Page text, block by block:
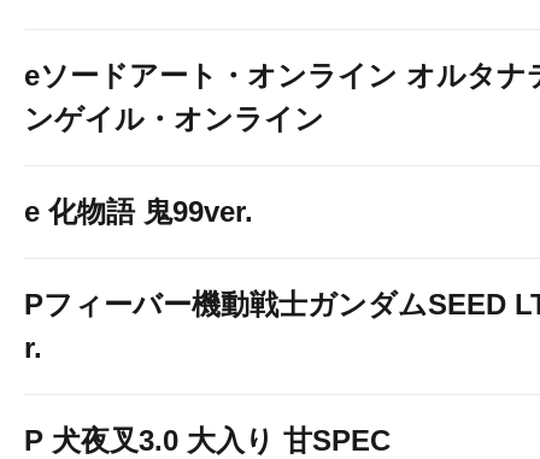
eソードアート・オンライン オルタナ
ンゲイル・オンライン
e 化物語 鬼99ver.
Pフィーバー機動戦士ガンダムSEED
r.
P 犬夜叉3.0 大入り 甘SPEC